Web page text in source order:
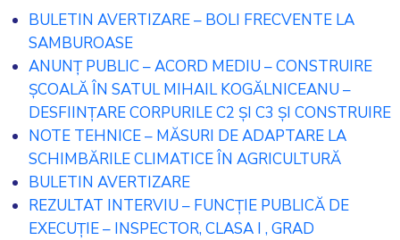
BULETIN AVERTIZARE – BOLI FRECVENTE LA
SAMBUROASE
ANUNȚ PUBLIC – ACORD MEDIU – CONSTRUIRE
ȘCOALĂ ÎN SATUL MIHAIL KOGĂLNICEANU –
DESFIINȚARE CORPURILE C2 ȘI C3 ȘI CONSTRUIRE
NOTE TEHNICE – MĂSURI DE ADAPTARE LA
SCHIMBĂRILE CLIMATICE ÎN AGRICULTURĂ
BULETIN AVERTIZARE
REZULTAT INTERVIU – FUNCȚIE PUBLICĂ DE
EXECUȚIE – INSPECTOR, CLASA I , GRAD